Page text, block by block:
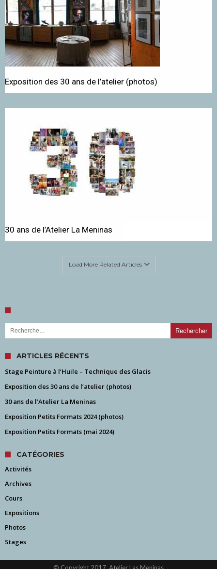
Exposition des 30 ans de l’atelier (photos)
30 ans de l’Atelier La Meninas
Load More Related Articles
Rechercher :
ARTICLES RÉCENTS
Stage Peinture à l’Huile – Technique des Glacis
Exposition des 30 ans de l’atelier (photos)
30 ans de l’Atelier La Meninas
Exposition Petits Formats 2024 (photos)
Exposition Petits Formats (mai 2024)
CATÉGORIES
Activités
Archives
Cours
Expositions
Photos
Stages